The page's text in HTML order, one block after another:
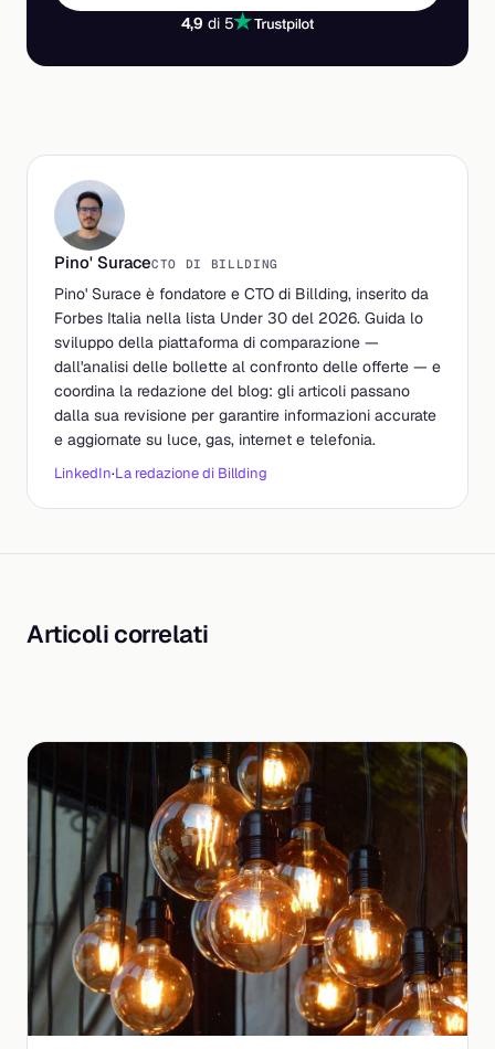
4,9 di 5
Pino' SuraceCTO DI BILLDING
Pino' Surace è fondatore e CTO di Billding, inserito da
Forbes Italia nella lista Under 30 del 2026. Guida lo
sviluppo della piattaforma di comparazione —
dall'analisi delle bollette al confronto delle offerte — e
coordina la redazione del blog: gli articoli passano
dalla sua revisione per garantire informazioni accurate
e aggiornate su luce, gas, internet e telefonia.
LinkedIn·La redazione di Billding
Articoli correlati